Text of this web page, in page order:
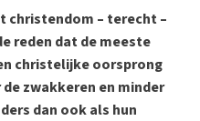
christendom – terecht –
reden dat de meeste
christelijke oorsprong
zwakkeren en minder
dan ook als hun